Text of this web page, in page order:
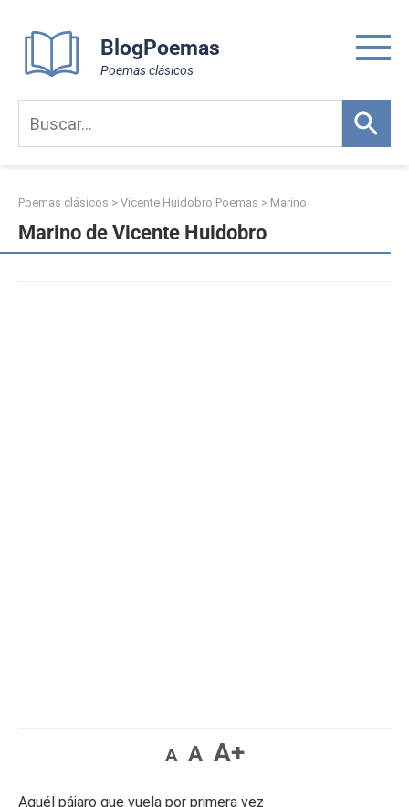
content
BlogPoemas
Poemas clásicos
Poemas clásicos > Vicente Huidobro Poemas > Marino
Marino de Vicente Huidobro
A A A+
Aquél pájaro que vuela por primera vez